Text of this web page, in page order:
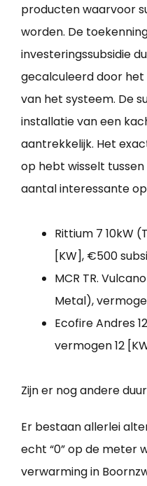
producten waarvoor
worden. De
investeringssubsidie
gecalculeerd door
van het systeem. De
installatie van een
aantrekkelijk. Het
op hebt wisselt
aantal interessante
Rittium 7 10kW
[KW], €500
MCR TR.
Metal),
Ecofire Andres
vermogen 12
Zijn er nog andere
Er bestaan allerlei
echt “0” op de meter
verwarming in